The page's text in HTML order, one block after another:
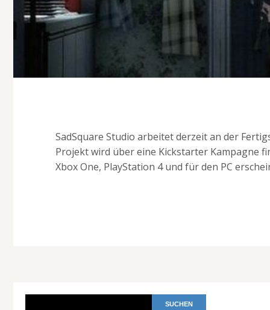
SadSquare Studio arbeitet derzeit an der
Projekt wird über eine Kickstarter Kampagne
Xbox One, PlayStation 4 und für den PC